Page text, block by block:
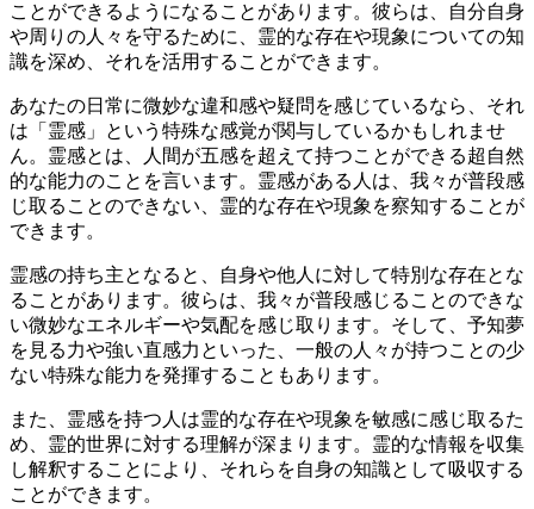
ことができるようになることがあります。彼らは、自分自身
や周りの人々を守るために、霊的な存在や現象についての知
識を深め、それを活用することができます。
あなたの日常に微妙な違和感や疑問を感じているなら、それ
は「霊感」という特殊な感覚が関与しているかもしれませ
ん。霊感とは、人間が五感を超えて持つことができる超自然
的な能力のことを言います。霊感がある人は、我々が普段感
じ取ることのできない、霊的な存在や現象を察知することが
できます。
霊感の持ち主となると、自身や他人に対して特別な存在とな
ることがあります。彼らは、我々が普段感じることのできな
い微妙なエネルギーや気配を感じ取ります。そして、予知夢
を見る力や強い直感力といった、一般の人々が持つことの少
ない特殊な能力を発揮することもあります。
また、霊感を持つ人は霊的な存在や現象を敏感に感じ取るた
め、霊的世界に対する理解が深まります。霊的な情報を収集
し解釈することにより、それらを自身の知識として吸収する
ことができます。